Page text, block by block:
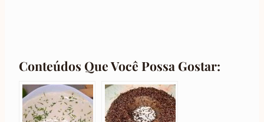
Conteúdos Que Você Possa Gostar: